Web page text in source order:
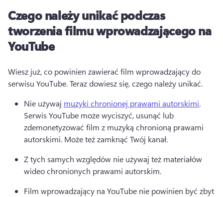
Czego należy unikać podczas
tworzenia filmu wprowadzającego na
YouTube
Wiesz już, co powinien zawierać film wprowadzający do
serwisu YouTube. Teraz dowiesz się, czego należy unikać.
Nie używaj muzyki chronionej prawami autorskimi
Serwis YouTube może wyciszyć, usunąć lub
zdemonetyzować film z muzyką chronioną prawami
autorskimi. Może też zamknąć Twój kanał.
Z tych samych względów nie używaj też materiałów
wideo chronionych prawami autorskim.
Film wprowadzający na YouTube nie powinien być zbyt